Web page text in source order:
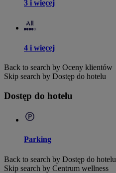
3 i więcej
4 i więcej
Back to search by Oceny klientów
Skip search by Dostęp do hotelu
Dostęp do hotelu
Parking
Back to search by Dostęp do hotelu
Skip search by Centrum wellness